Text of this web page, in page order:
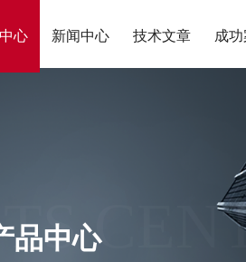
心 新闻中心 技术文章 成
品中心